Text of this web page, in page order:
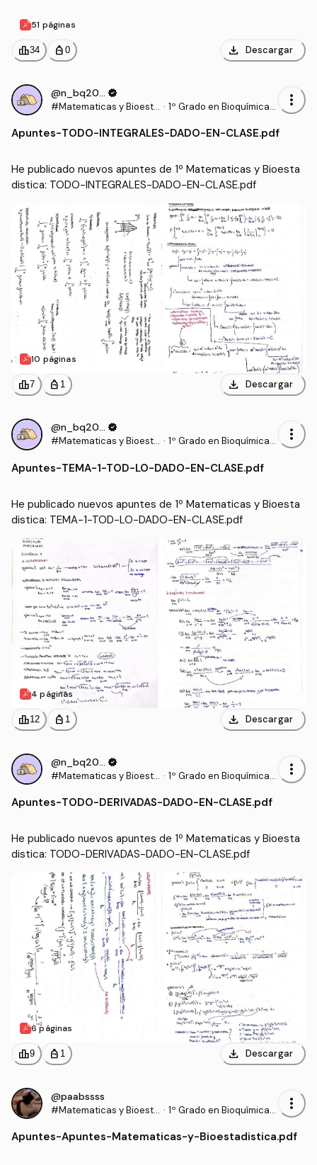
51 páginas
leaderboard34 personal_bag 0 download Descargar
@n_bq2006verified
#Matematicas y Bioesta · 1º Grado en Bioquímica
more_vert
Apuntes-TODO-INTEGRALES-DADO-EN-CLASE.pdf
He publicado nuevos apuntes de 1º Matematicas y Bioesta
distica: TODO-INTEGRALES-DADO-EN-CLASE.pdf
10 páginas
leaderboard7 personal_bag 1 download Descargar
@n_bq2006verified
#Matematicas y Bioesta · 1º Grado en Bioquímica
more_vert
Apuntes-TEMA-1-TOD-LO-DADO-EN-CLASE.pdf
He publicado nuevos apuntes de 1º Matematicas y Bioesta
distica: TEMA-1-TOD-LO-DADO-EN-CLASE.pdf
4 páginas
leaderboard12 personal_bag 1 download Descargar
@n_bq2006verified
#Matematicas y Bioesta · 1º Grado en Bioquímica
more_vert
Apuntes-TODO-DERIVADAS-DADO-EN-CLASE.pdf
He publicado nuevos apuntes de 1º Matematicas y Bioesta
distica: TODO-DERIVADAS-DADO-EN-CLASE.pdf
6 páginas
leaderboard9 personal_bag 1 download Descargar
@paabssss
#Matematicas y Bioesta · 1º Grado en Bioquímica
more_vert
Apuntes-Apuntes-Matematicas-y-Bioestadistica.pdf